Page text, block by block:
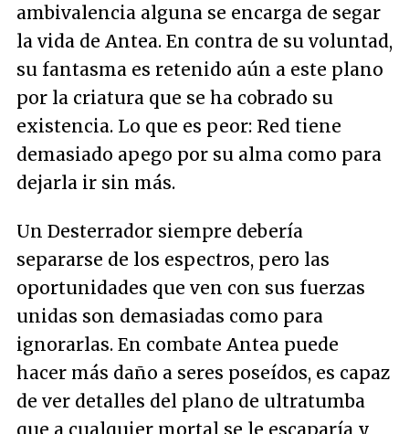
ambivalencia alguna se encarga de segar
la vida de Antea. En contra de su voluntad,
su fantasma es retenido aún a este plano
por la criatura que se ha cobrado su
existencia. Lo que es peor: Red tiene
demasiado apego por su alma como para
dejarla ir sin más.
Un Desterrador siempre debería
separarse de los espectros, pero las
oportunidades que ven con sus fuerzas
unidas son demasiadas como para
ignorarlas. En combate Antea puede
hacer más daño a seres poseídos, es capaz
de ver detalles del plano de ultratumba
que a cualquier mortal se le escaparía y